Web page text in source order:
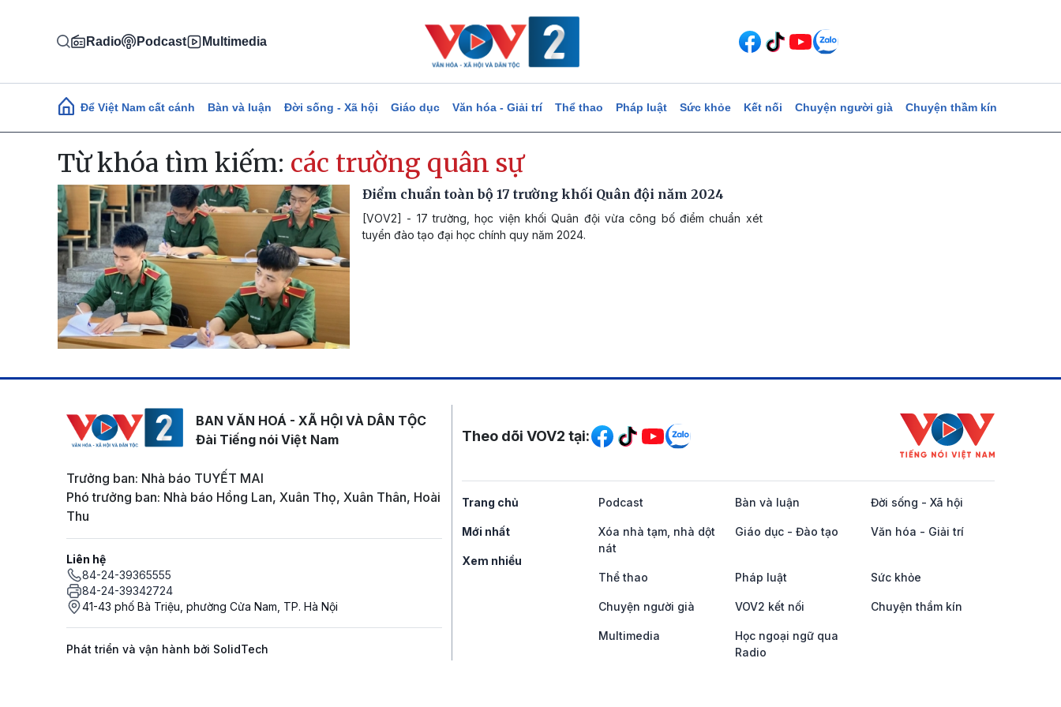
Radio Podcast Multimedia
Main navigation
Để Việt Nam cất cánh Bàn và luận Đời sống - Xã hội Giáo dục Văn hóa - Giải trí Thể thao Pháp luật Sức khỏe Kết nối Chuyện người già Chuyện thầm kín
Từ khóa tìm kiếm: các trường quân sự
Điểm chuẩn toàn bộ 17 trường khối Quân đội năm 2024
[VOV2] - 17 trường, học viện khối Quân đội vừa công bố điểm chuẩn xét
tuyển đào tạo đại học chính quy năm 2024.
BAN VĂN HOÁ - XÃ HỘI VÀ DÂN TỘC
Đài Tiếng nói Việt Nam
Trưởng ban: Nhà báo TUYẾT MAI
Phó trưởng ban: Nhà báo Hồng Lan, Xuân Thọ, Xuân Thân, Hoài
Thu
Liên hệ
84-24-39365555
84-24-39342724
41-43 phố Bà Triệu, phường Cửa Nam, TP. Hà Nội
Phát triển và vận hành bởi SolidTech
Mạng xã hội
Theo dõi VOV2 tại:
Trang chủ
Mới nhất
Xem nhiều
Podcast Bàn và luận Đời sống - Xã hội
Xóa nhà tạm, nhà dột
nát
Giáo dục - Đào tạo Văn hóa - Giải trí
Thể thao Pháp luật Sức khỏe
Chuyện người già VOV2 kết nối Chuyện thầm kín
Multimedia
Học ngoại ngữ qua
Radio